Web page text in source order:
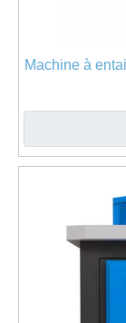
Machine à